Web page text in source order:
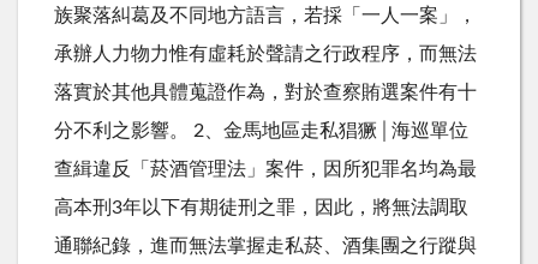
族聚落糾葛及不同地方語言，若採「一人一案」，
承辦人力物力惟有虛耗於聲請之行政程序，而無法
落實於其他具體蒐證作為，對於查察賄選案件有十
分不利之影響。 2、金馬地區走私猖獗│海巡單位
查緝違反「菸酒管理法」案件，因所犯罪名均為最
高本刑3年以下有期徒刑之罪，因此，將無法調取
通聯紀錄，進而無法掌握走私菸、酒集團之行蹤與